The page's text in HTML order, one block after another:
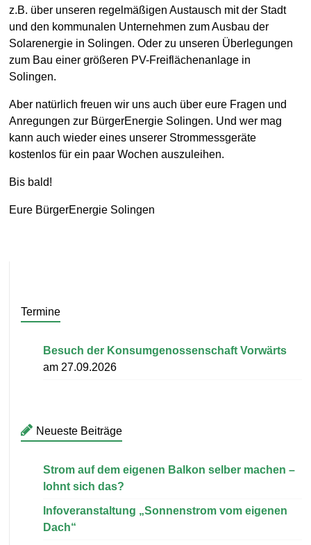
z.B. über unseren regelmäßigen Austausch mit der Stadt
und den kommunalen Unternehmen zum Ausbau der
Solarenergie in Solingen. Oder zu unseren Überlegungen
zum Bau einer größeren PV-Freiflächenanlage in
Solingen.
Aber natürlich freuen wir uns auch über eure Fragen und
Anregungen zur BürgerEnergie Solingen. Und wer mag
kann auch wieder eines unserer Strommessgeräte
kostenlos für ein paar Wochen auszuleihen.
Bis bald!
Eure BürgerEnergie Solingen
Termine
Besuch der Konsumgenossenschaft Vorwärts
am 27.09.2026
Neueste Beiträge
Strom auf dem eigenen Balkon selber machen –
lohnt sich das?
Infoveranstaltung „Sonnenstrom vom eigenen
Dach“